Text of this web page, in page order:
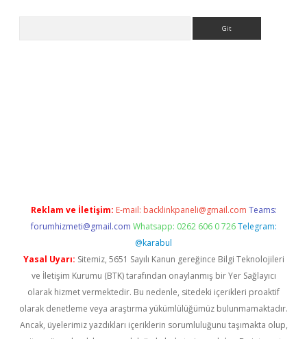
Reklam ve İletişim: E-mail: backlinkpaneli@gmail.com Teams:
forumhizmeti@gmail.com Whatsapp: 0262 606 0 726 Telegram:
@karabul
Yasal Uyarı: Sitemiz, 5651 Sayılı Kanun gereğince Bilgi Teknolojileri
ve İletişim Kurumu (BTK) tarafından onaylanmış bir Yer Sağlayıcı
olarak hizmet vermektedir. Bu nedenle, sitedeki içerikleri proaktif
olarak denetleme veya araştırma yükümlülüğümüz bulunmamaktadır.
Ancak, üyelerimiz yazdıkları içeriklerin sorumluluğunu taşımakta olup,